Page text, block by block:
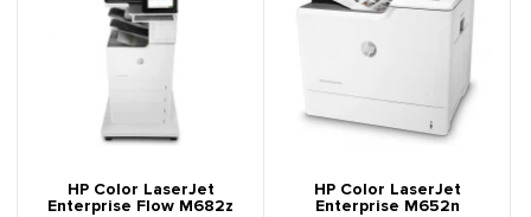
HP Color LaserJet
Enterprise Flow M682z
HP Color LaserJet
Enterprise M652n